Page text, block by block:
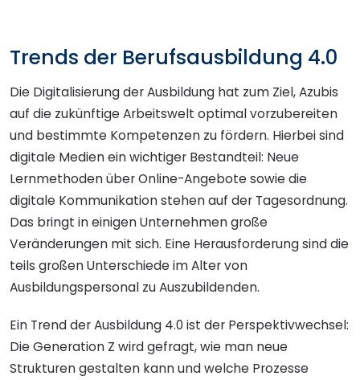
Trends der Berufsausbildung 4.0
Die Digitalisierung der Ausbildung hat zum Ziel, Azubis
auf die zukünftige Arbeitswelt optimal vorzubereiten
und bestimmte Kompetenzen zu fördern. Hierbei sind
digitale Medien ein wichtiger Bestandteil: Neue
Lernmethoden über Online-Angebote sowie die
digitale Kommunikation stehen auf der Tagesordnung.
Das bringt in einigen Unternehmen große
Veränderungen mit sich. Eine Herausforderung sind die
teils großen Unterschiede im Alter von
Ausbildungspersonal zu Auszubildenden.
Ein Trend der Ausbildung 4.0 ist der Perspektivwechsel:
Die Generation Z wird gefragt, wie man neue
Strukturen gestalten kann und welche Prozesse